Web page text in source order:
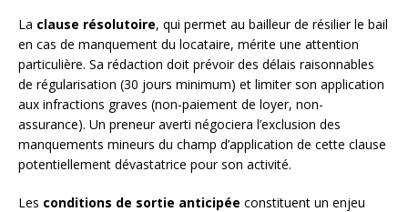
La clause résolutoire, qui permet au bailleur de résilier le bail
en cas de manquement du locataire, mérite une attention
particulière. Sa rédaction doit prévoir des délais raisonnables
de régularisation (30 jours minimum) et limiter son application
aux infractions graves (non-paiement de loyer, non-
assurance). Un preneur averti négociera l’exclusion des
manquements mineurs du champ d’application de cette clause
potentiellement dévastatrice pour son activité.
Les conditions de sortie anticipée constituent un enjeu